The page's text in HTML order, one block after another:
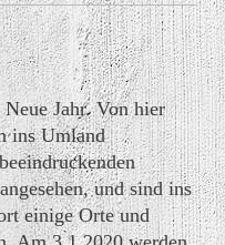
Jahr. Von hier
ins Umland
und sind ins
einige Orte und